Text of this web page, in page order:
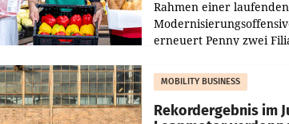
Rahmen einer laufenden
erneuert Penny zwei
Die beiden Standorte
Haag sowie im rund
MOBILITY BUSINESS
Rekordergebnis im